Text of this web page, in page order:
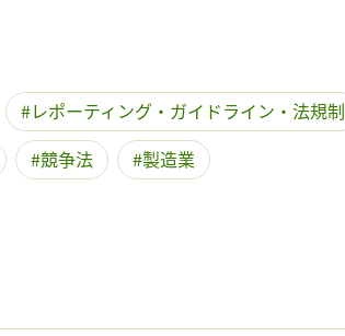
レポーティング・ガイドライン・法規制
競争法 製造業